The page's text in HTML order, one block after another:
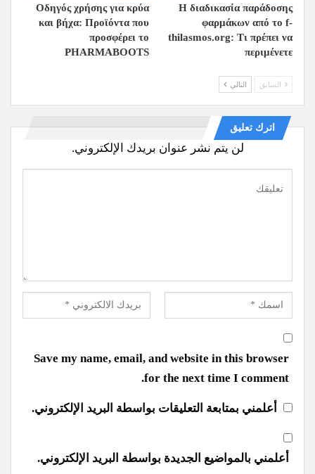
Η διαδικασία παράδοσης
φαρμάκων από το f-
thilasmos.org: Τι πρέπει να
περιμένετε
Οδηγός χρήσης για κρύα
και βήχα: Προϊόντα που
προσφέρει το
PHARMABOOTS
السابق التالي
اترك تعليق
لن يتم نشر عنوان بريدك الإلكتروني.
Save my name, email, and website in this browser
for the next time I comment.
أعلمني بمتابعة التعليقات بواسطة البريد الإلكتروني.
أعلمني بالمواضيع الجديدة بواسطة البريد الإلكتروني.